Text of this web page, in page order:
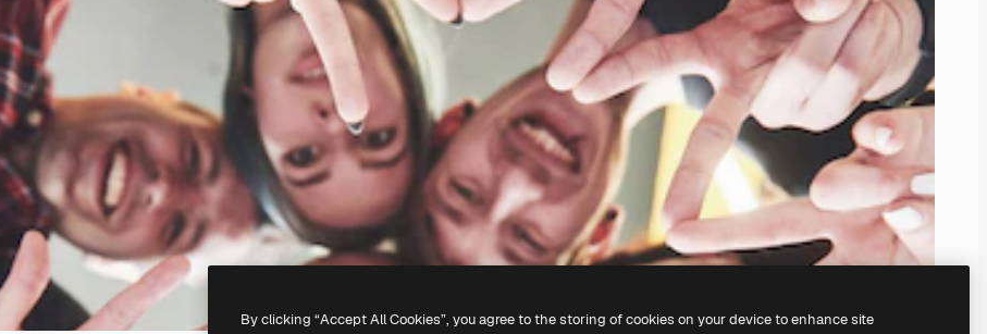
By clicking “Accept All Cookies”, you agree to the storing of cookies on your device to enhance site